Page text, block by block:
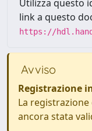
Utilizza questo
link a questo
https://
Avviso
Registrazione
La
ancora stata